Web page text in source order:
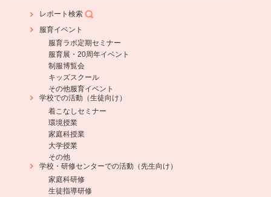
レポート検索
服育イベント
服育ラボ定期セミナー
服育展・20周年イベント
制服博覧会
キッズスクール
その他服育イベント
学校での活動（生徒向け）
着こなしセミナー
環境授業
家庭科授業
大学授業
その他
学校・研修センターでの活動（先生向け）
家庭科研修
生徒指導研修